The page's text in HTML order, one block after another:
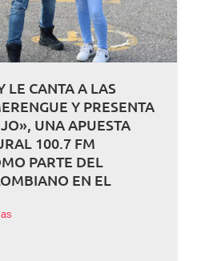
LE CANTA A LAS
Y PRESENTA
UNA APUESTA
100.7 FM
PARTE DEL
EN EL